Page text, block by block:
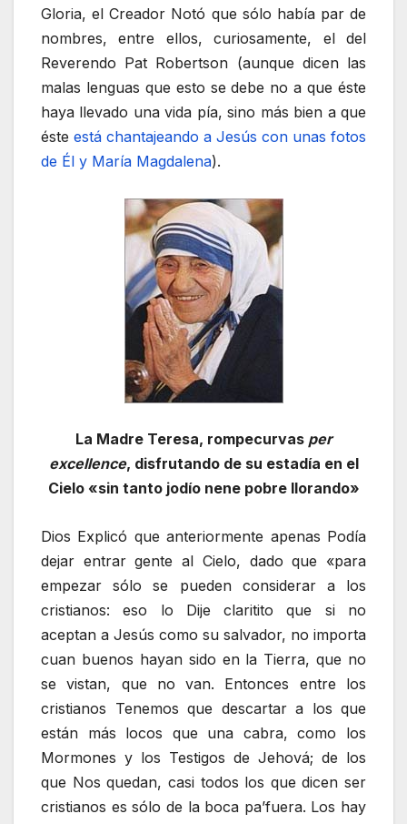
Gloria, el Creador Notó que sólo había par de
nombres, entre ellos, curiosamente, el del
Reverendo Pat Robertson (aunque dicen las
malas lenguas que esto se debe no a que éste
haya llevado una vida pía, sino más bien a que
éste está chantajeando a Jesús con unas fotos
de Él y María Magdalena).
La Madre Teresa, rompecurvas per
excellence, disfrutando de su estadía en el
Cielo «sin tanto jodío nene pobre llorando»
Dios Explicó que anteriormente apenas Podía
dejar entrar gente al Cielo, dado que «para
empezar sólo se pueden considerar a los
cristianos: eso lo Dije claritito que si no
aceptan a Jesús como su salvador, no importa
cuan buenos hayan sido en la Tierra, que no
se vistan, que no van. Entonces entre los
cristianos Tenemos que descartar a los que
están más locos que una cabra, como los
Mormones y los Testigos de Jehová; de los
que Nos quedan, casi todos los que dicen ser
cristianos es sólo de la boca pa’fuera. Los hay